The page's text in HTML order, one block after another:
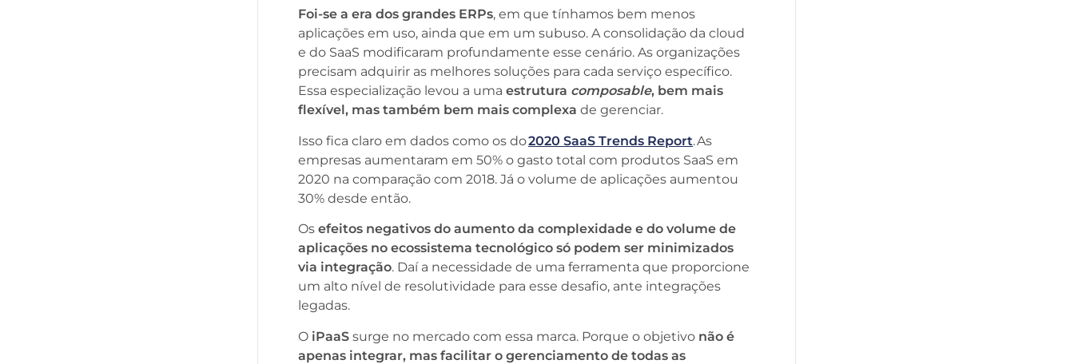
Foi-se a era dos grandes ERPs, em que tínhamos bem menos
aplicações em uso, ainda que em um subuso. A consolidação da cloud
e do SaaS modificaram profundamente esse cenário. As organizações
precisam adquirir as melhores soluções para cada serviço específico.
Essa especialização levou a umaestrutura composable, bem mais
flexível, mas também bem mais complexa de gerenciar.
Isso fica claro em dados como os do2020 SaaS Trends Report. As
empresas aumentaram em 50% o gasto total com produtos SaaS em
2020 na comparação com 2018. Já o volume de aplicações aumentou
30% desde então.
Osefeitos negativos do aumento da complexidade e do volume de
aplicações no ecossistema tecnológico só podem ser minimizados
via integração. Daí a necessidade de uma ferramenta que proporcione
um alto nível de resolutividade para esse desafio, ante integrações
legadas.
O iPaaS surge no mercado com essa marca. Porque o objetivo não é
apenas integrar, mas facilitar o gerenciamento de todas as